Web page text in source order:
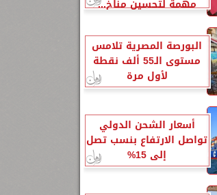
مهمة لتحسين مناخ...
البورصة المصرية تلامس
مستوى الـ55 ألف نقطة
لأول مرة
أسعار الشحن الدولي
تواصل الارتفاع بنسب تصل
إلى 15%